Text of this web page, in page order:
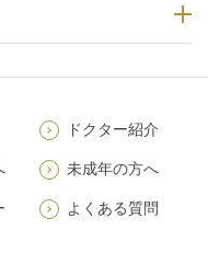
ドクター紹介
未成年の方へ
よくある質問